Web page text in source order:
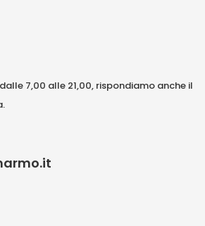
7,00 alle 21,00, rispondiamo anche il